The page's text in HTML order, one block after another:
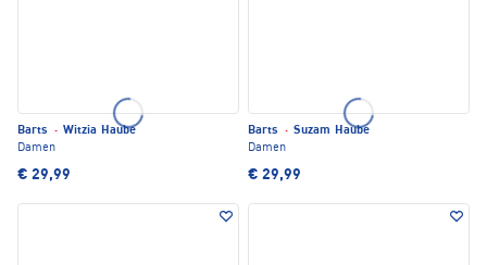
Barts · Witzia Haube
Damen
€ 29,99
Barts · Suzam Haube
Damen
€ 29,99